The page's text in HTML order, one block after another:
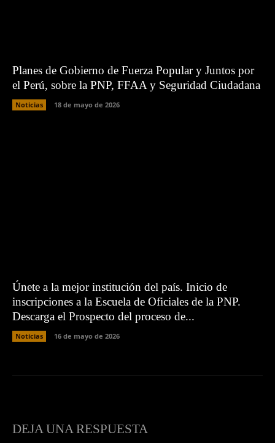
Planes de Gobierno de Fuerza Popular y Juntos por
el Perú, sobre la PNP, FFAA y Seguridad Ciudadana
Noticias 18 de mayo de 2026
Únete a la mejor institución del país. Inicio de
inscripciones a la Escuela de Oficiales de la PNP.
Descarga el Prospecto del proceso de...
Noticias 16 de mayo de 2026
DEJA UNA RESPUESTA